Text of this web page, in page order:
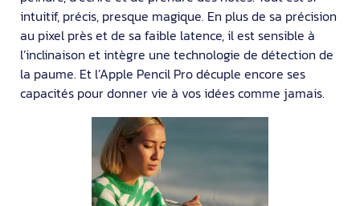
intuitif, précis, presque magique. En plus de sa précision
au pixel près et de sa faible latence, il est sensible à
l’inclinaison et intègre une techno­logie de détection de
la paume. Et l’Apple Pencil Pro décuple encore ses
capacités pour donner vie à vos idées comme jamais.